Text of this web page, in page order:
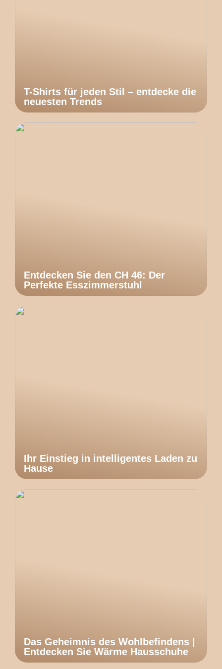
T-Shirts für jeden Stil – entdecke die
neuesten Trends
Entdecken Sie den CH 46: Der
Perfekte Esszimmerstuhl
Ihr Einstieg in intelligentes Laden zu
Hause
Das Geheimnis des Wohlbefindens |
Entdecken Sie Wärme Hausschuhe